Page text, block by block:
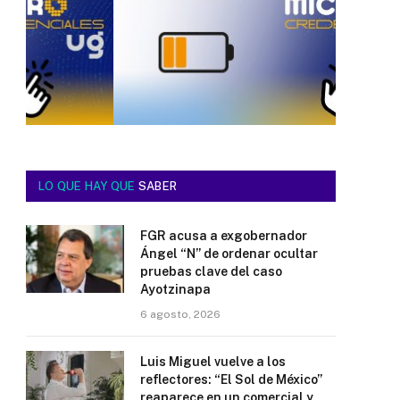
LO QUE HAY QUE SABER
FGR acusa a exgobernador
Ángel “N” de ordenar ocultar
pruebas clave del caso
Ayotzinapa
6 agosto, 2026
Luis Miguel vuelve a los
reflectores: “El Sol de México”